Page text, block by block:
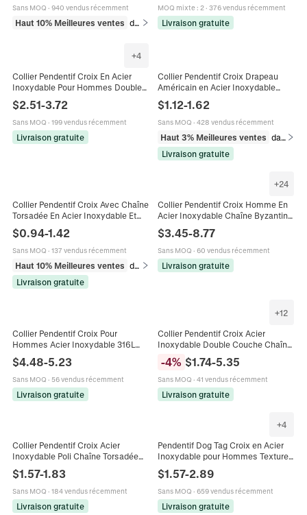
Sans MOQ · 940 vendus récemment
Haut 10% Meilleures ventes dans Colliers
MOQ mixte: 2· 376 vendus récemment
Livraison gratuite
+4
Collier Pendentif Croix En Acier
Inoxydable Pour Hommes Double
Couche Punk Gothique Biker Bijoux
Religieux
$2.51-3.72
Sans MOQ · 199 vendus récemment
Livraison gratuite
Collier Pendentif Croix Drapeau
Américain en Acier Inoxydable
Faith Verset Biblique Dog Tag pour
Homme Bijoux Religieux Style
Militaire
$1.12-1.62
Sans MOQ · 428 vendus récemment
Haut 3% Meilleures ventes
dans Colliers beaded pour homme
Livraison gratuite
Collier Pendentif Croix Avec Chaîne
Torsadée En Acier Inoxydable Et
Crucifix En Alliage Bijoux Religieux
Hip Hop Pour Hommes
$0.94-1.42
Sans MOQ · 137 vendus récemment
Haut 10% Meilleures ventes
dans Colliers
Livraison gratuite
+24
Collier Pendentif Croix Homme En
Acier Inoxydable Chaîne Byzantine
Box Punk Gothique Superposé
Bijoux Religieux
$3.45-8.77
Sans MOQ · 60 vendus récemment
Livraison gratuite
Collier Pendentif Croix Pour
Hommes Acier Inoxydable 316L
Accessoire
$4.48-5.23
Sans MOQ · 56 vendus récemment
Livraison gratuite
+12
Collier Pendentif Croix Acier
Inoxydable Double Couche Chaîne
Religieux Pour Hommes
-4% $1.74-5.35
Sans MOQ · 41 vendus récemment
Livraison gratuite
Collier Pendentif Croix Acier
Inoxydable Poli Chaîne Torsadée
Bijoux De Mode Religieux
Minimaliste Pour Hommes
Polyvalent
$1.57-1.83
Sans MOQ · 184 vendus récemment
Livraison gratuite
+4
Pendentif Dog Tag Croix en Acier
Inoxydable pour Hommes Texture
Géométrique Motif de Fissure Bijou
Pendentif Seul Sans Chaîne
$1.57-2.89
Sans MOQ · 659 vendus récemment
Livraison gratuite